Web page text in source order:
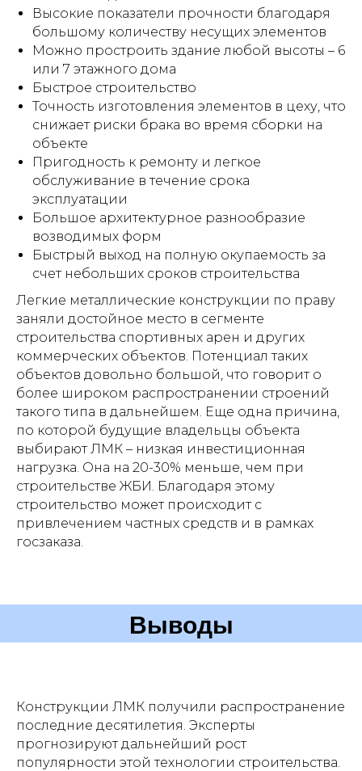
Высокие показатели прочности благодаря
большому количеству несущих элементов
Можно простроить здание любой высоты – 6
или 7 этажного дома
Быстрое строительство
Точность изготовления элементов в цеху, что
снижает риски брака во время сборки на
объекте
Пригодность к ремонту и легкое
обслуживание в течение срока
эксплуатации
Большое архитектурное разнообразие
возводимых форм
Быстрый выход на полную окупаемость за
счет небольших сроков строительства
Легкие металлические конструкции по праву
заняли достойное место в сегменте
строительства спортивных арен и других
коммерческих объектов. Потенциал таких
объектов довольно большой, что говорит о
более широком распространении строений
такого типа в дальнейшем. Еще одна причина,
по которой будущие владельцы объекта
выбирают ЛМК – низкая инвестиционная
нагрузка. Она на 20-30% меньше, чем при
строительстве ЖБИ. Благодаря этому
строительство может происходит с
привлечением частных средств и в рамках
госзаказа.
Выводы
Конструкции ЛМК получили распространение
последние десятилетия. Эксперты
прогнозируют дальнейший рост
популярности этой технологии строительства.